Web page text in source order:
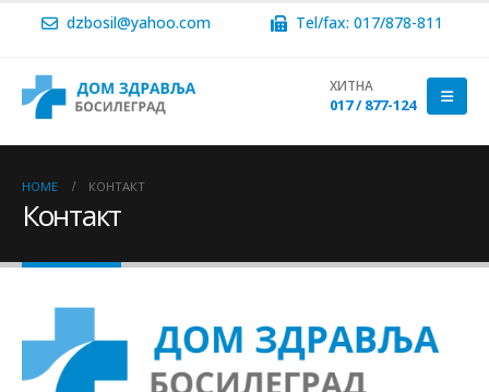
dzbosil@yahoo.com Tel/fax: 017/878-811
ХИТНА
017 / 877-124
HOME КОНТАКТ
Контакт